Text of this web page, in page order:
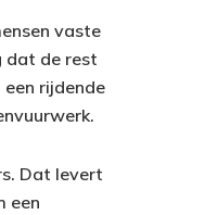
vaste
dat de rest
rijdende
Dat levert
een